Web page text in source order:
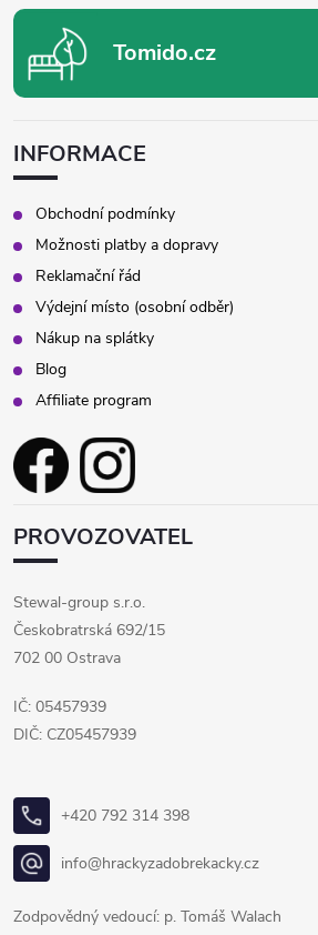
Tomido.cz
INFORMACE
Obchodní podmínky
Možnosti platby a dopravy
Reklamační řád
Výdejní místo (osobní odběr)
Nákup na splátky
Blog
Affiliate program
PROVOZOVATEL
Stewal-group s.r.o.
Českobratrská 692/15
702 00 Ostrava
IČ: 05457939
DIČ: CZ05457939
+420 792 314 398
info@hrackyzadobrekacky.cz
Zodpovědný vedoucí: p. Tomáš Walach